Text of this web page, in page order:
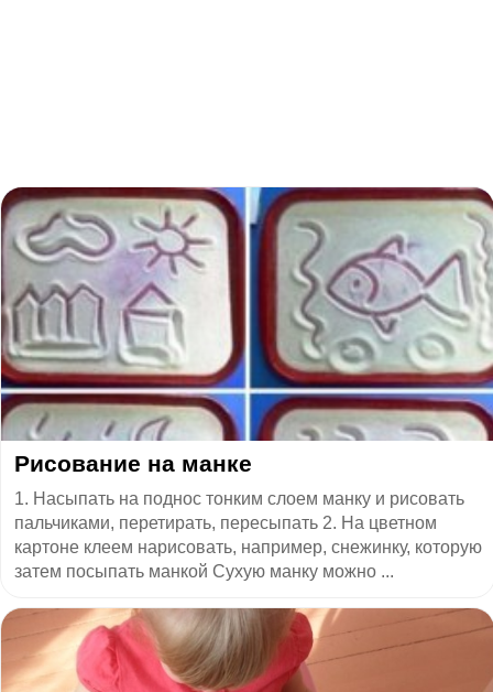
Рисование на манке
1. Насыпать на поднос тонким слоем манку и рисовать
пальчиками, перетирать, пересыпать 2. На цветном
картоне клеем нарисовать, например, снежинку, которую
затем посыпать манкой Сухую манку можно ...